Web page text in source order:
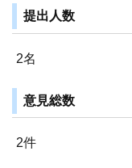
提出人数
2名
意見総数
2件